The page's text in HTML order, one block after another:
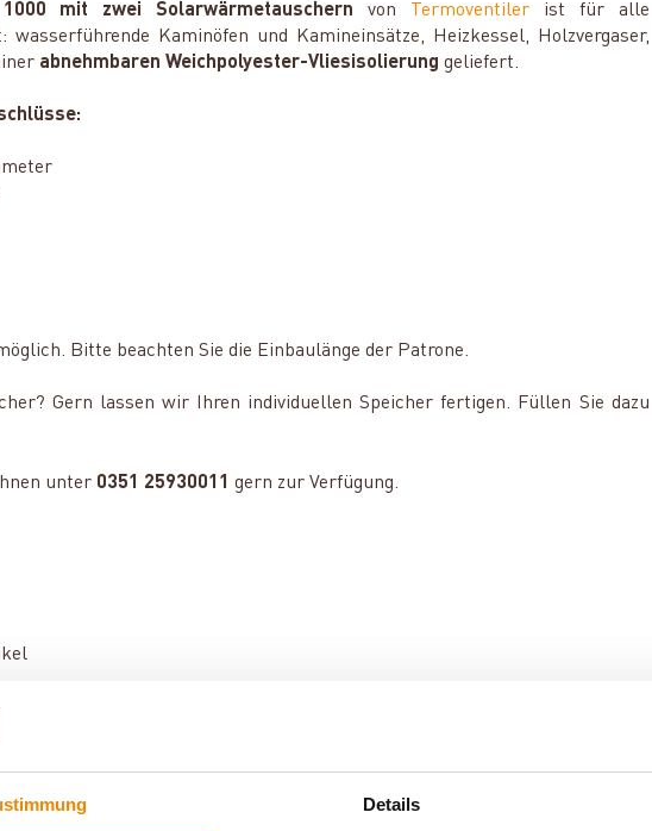
Details
mit zwei Solarwärmetauschern von Termoventilerist für alle
wasserführende Kaminöfen und Kamineinsätze, Heizkessel, Holzvergaser,
abnehmbaren Weichpolyester-Vliesisolierung geliefert.
Bitte beachten Sie die Einbaulänge der Patrone.
Gern lassen wir Ihren individuellen Speicher fertigen. Füllen Sie dazu
unter 0351 25930011 gern zur Verfügung.